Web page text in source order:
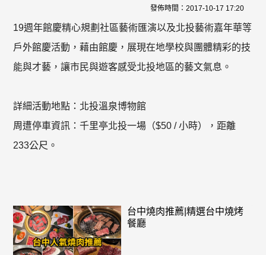
發佈時間： 2017-10-17 17:20
19週年館慶精心規劃社區藝術匯演以及北投藝術嘉年華等
戶外館慶活動，藉由館慶，展現在地學校與團體精彩的技
能與才藝，讓市民與遊客感受北投地區的藝文氣息。
詳細活動地點：北投溫泉博物館
周遭停車資訊：千里亭北投一場（$50 / 小時），距離
233公尺。
台中燒肉推薦|精選台中燒烤
餐廳